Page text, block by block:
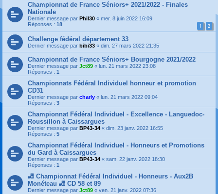
Championnat de France Séniors+ 2021/2022 - Finales
Nationale
Dernier message par Phil30 « mer. 8 juin 2022 16:09
Réponses : 18 1 2
Challenge fédéral département 33
Dernier message par bibi33 « dim. 27 mars 2022 21:35
Championnat de France Séniors+ Bourgogne 2021/2022
Dernier message par Jct89 « lun. 21 mars 2022 23:08
Réponses : 1
Championnats Fédéral Individuel honneur et promotion
CD31
Dernier message par charly « lun. 21 mars 2022 09:04
Réponses : 3
Championnat Fédéral Individuel - Excellence - Languedoc-
Roussillon à Caissargues
Dernier message par BP43-34 « dim. 23 janv. 2022 16:55
Réponses : 5
Championnat Fédéral Individuel - Honneurs et Promotions
du Gard à Caissargues
Dernier message par BP43-34 « sam. 22 janv. 2022 18:30
Réponses : 1
🎳 Championnat Fédéral Individuel - Honneurs - Aux2B
Monéteau 🎳 CD 58 et 89
Dernier message par Jct89 « ven. 21 janv. 2022 07:36